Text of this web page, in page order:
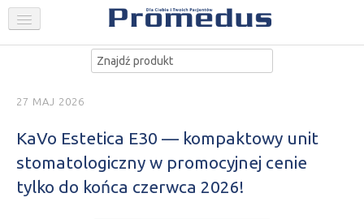
STOMATOLOGIA
GINEKOLOGIA
PROMOCJE
SKLEP
KONTAKT
Jesteś tutaj: Strona główna Promocje Promocje Stomatologia
27 MAJ 2026
KaVo Estetica E30 — kompaktowy unit
stomatologiczny w promocyjnej cenie
tylko do końca czerwca 2026!